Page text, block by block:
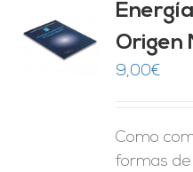
Origen
9,00€
Como
formas